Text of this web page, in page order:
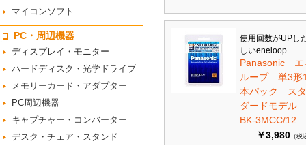
マイコンソフト
PC・周辺機器
ディスプレイ・モニター
ハードディスク・光学ドライブ
メモリーカード・アダプター
PC周辺機器
キャプチャー・コンバーター
デスク・チェア・スタンド
使用回数がUPし
しいeneloop
Panasonic エ
ループ 単3形
本パック ス
ダードモデル
BK-3MCC/12
￥3,980 （税